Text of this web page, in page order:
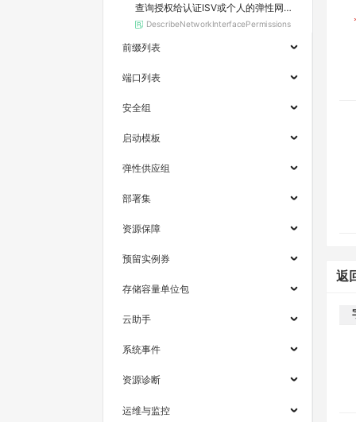
查询授权给认证ISV或个人的弹性网卡权限
DescribeNetworkInterfacePermissions
前缀列表
端口列表
安全组
启动模板
弹性供应组
部署集
资源保障
预留实例券
存储容量单位包
云助手
系统事件
资源诊断
运维与监控
返